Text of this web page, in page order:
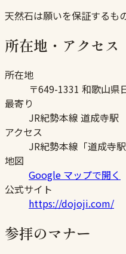
天然石は願いを保証するも
所在地・アクセス
所在地
〒649-1331 和歌山県
最寄り
JR紀勢本線 道成寺駅
アクセス
JR紀勢本線「道成寺
地図
Google マップで開く
公式サイト
https://dojoji.com/
参拝のマナー